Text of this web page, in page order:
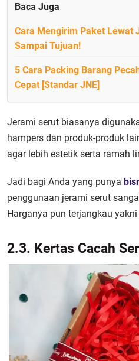
Baca Juga
Cara Mengirim Paket Lewat
Sampai Tujuan!
5 Cara Packing Barang
Cepat [Standar JNE]
Jerami serut biasanya
hampers dan produk-produk
agar lebih estetik serta ramah
Jadi bagi Anda yang punya
penggunaan jerami serut
Harganya pun terjangkau
2.3. Kertas Cacah